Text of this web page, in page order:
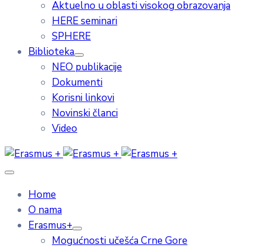
Aktuelno u oblasti visokog obrazovanja
HERE seminari
SPHERE
Biblioteka
NEO publikacije
Dokumenti
Korisni linkovi
Novinski članci
Video
Home
O nama
Erasmus+
Mogućnosti učešća Crne Gore